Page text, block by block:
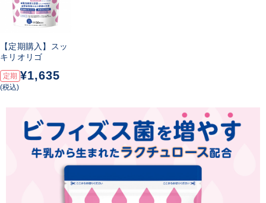
【定期購入】スッ
キリオリゴ
定期 ¥1,635
(税込)